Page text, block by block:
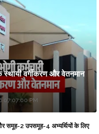
स्थायी वर्गीकरण और वेतनमान
07:07:00 PM
समूह-2 उपसमूह-4 अभ्यर्थियों के लिए